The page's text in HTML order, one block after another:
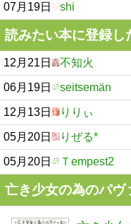
07月19日 shi
読みたい本に登録し
12月21日 不知火
06月19日 seitsemän
12月13日 りりぃ
05月20日 りぜる*
05月20日 Ｔempest2
亡き少女の為のパヴ